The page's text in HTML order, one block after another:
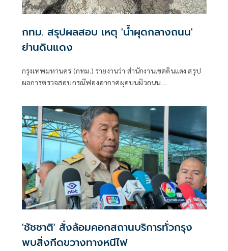
กทม. สรุปผลสอบ เหตุ 'น้ำผุดกลางถนน'
ย่านดินแดง
กรุงเทพมหานคร (กทม.) รายงานว่า สำนักงานเขตดินแดง สรุป
ผลการตรวจสอบกรณีฟองอากาศผุดบนผิวถนน
'ชัชชาติ' สั่งล้อมคอกสถานบริการทั่วกรุง
พบสิ่งกีดขวางทางหนีไฟ